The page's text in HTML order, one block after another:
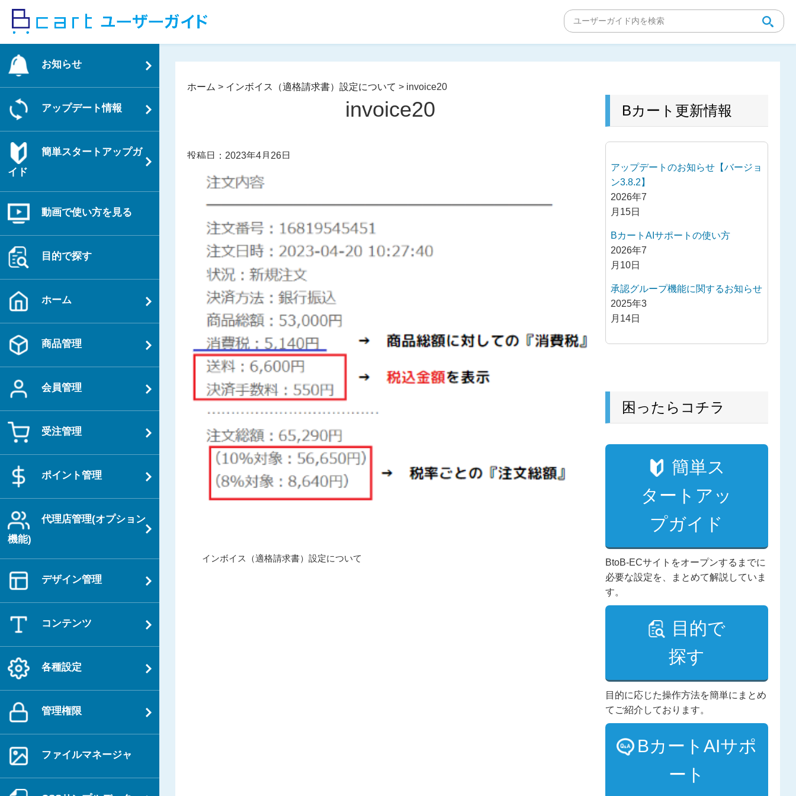
ッ
お知らせ
アップデート情報
簡単スタートアップガ
イド
動画で使い方を見る
目的で探す
ホーム
商品管理
会員管理
受注管理
ポイント管理
代理店管理(オプション
機能)
デザイン管理
コンテンツ
各種設定
管理権限
ファイルマネージャ
ホーム > インボイス（適格請求書）設定について > invoice20
invoice20
投稿日：2023年4月26日
過
インボイス（適格請求書）設定について
Bカート更新情報
アップデートのお知らせ【バージョ
ン3.8.2】
2026年7
月15日
BカートAIサポートの使い方
2026年7
月10日
承認グループ機能に関するお知らせ
2025年3
月14日
困ったらコチラ
簡単ス
タートアッ
プガイド
BtoB-ECサイトをオープンするまでに
必要な設定を、まとめて解説していま
す。
目的で
探す
目的に応じた操作方法を簡単にまとめ
てご紹介しております。
BカートAIサポ
ート